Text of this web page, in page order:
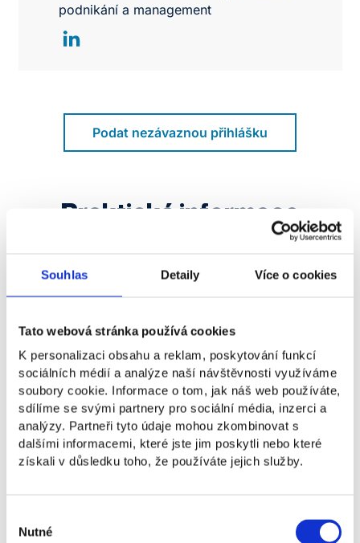
Souhlas Detaily Více o cookies
Tato webová stránka používá cookies
K personalizaci obsahu a reklam, poskytování funkcí
sociálních médií a analýze naší návštěvnosti využíváme
soubory cookie. Informace o tom, jak náš web používáte,
sdílíme se svými partnery pro sociální média, inzerci a
analýzy. Partneři tyto údaje mohou zkombinovat s
dalšími informacemi, které jste jim poskytli nebo které
získali v důsledku toho, že používáte jejich služby.
souhlasu
Nutné
podnikání a management
Podat nezávaznou přihlášku
Praktické informace
Informace o studiu
Studijní možnosti
Studium v angličtině
Školné